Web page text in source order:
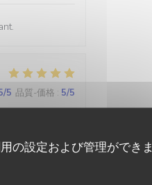
の設定および管理ができま
/5 品質-価格 : 5/5
et à